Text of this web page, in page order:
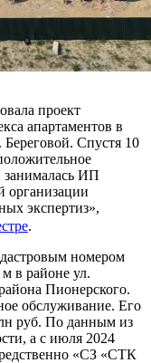
проект
апартаментов в
Спустя 10
занималась ИП
организации
экспертиз»,
.
номером
в районе ул.
Пионерского.
обслуживание. Его
руб. По данным из
а с июля 2024
«СЗ «СТК